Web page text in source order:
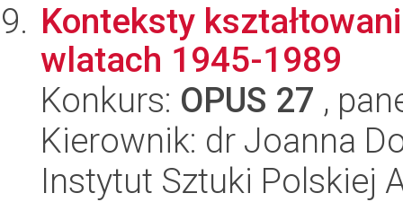
Konteksty
wlatach 1945-1989
Konkurs: OPUS 27 ,
Kierownik: dr Joanna
Instytut Sztuki Polskiej